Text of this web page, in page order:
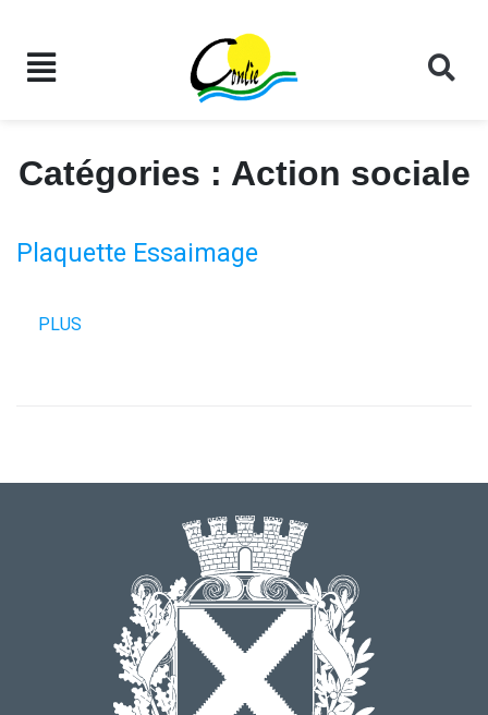
Catégories : Action sociale
Plaquette Essaimage
PLUS